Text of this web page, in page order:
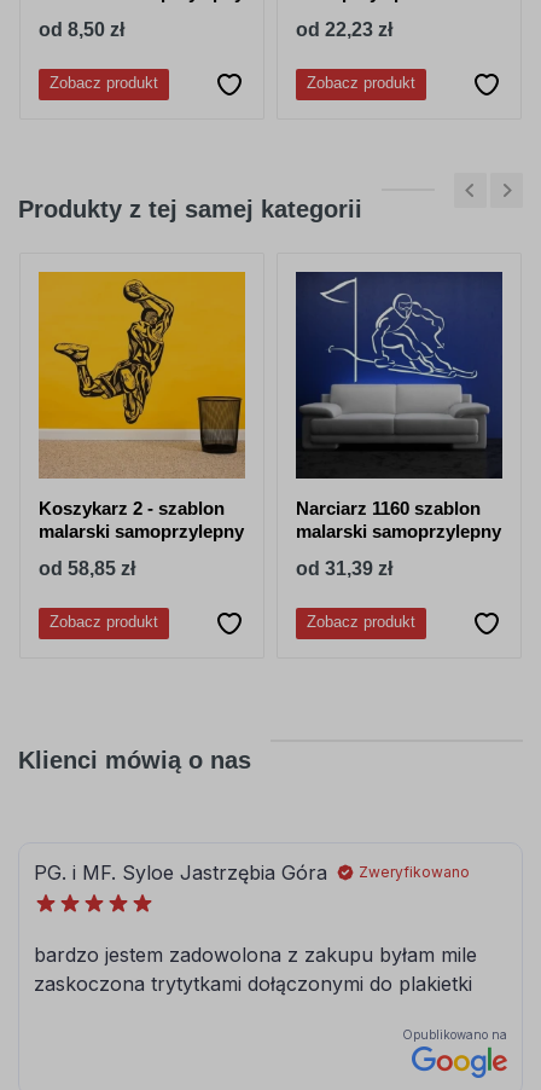
od 8,50 zł
Zobacz produkt
od 22,23 zł
Zobacz produkt
Produkty z tej samej kategorii
Koszykarz 2 - szablon
malarski samoprzylepny
od 58,85 zł
Zobacz produkt
Narciarz 1160 szablon
malarski samoprzylepny
od 31,39 zł
Zobacz produkt
Klienci mówią o nas